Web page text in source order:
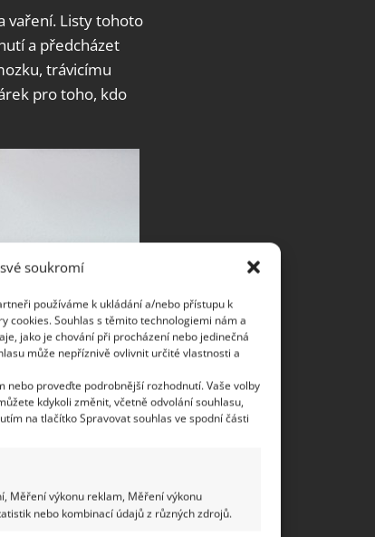
soukromí
používáme k ukládání a/nebo přístupu k
cookies. Souhlas s těmito technologiemi nám a
jako je chování při procházení nebo jedinečná
může nepříznivě ovlivnit určité vlastnosti a
nebo proveďte podrobnější rozhodnutí. Vaše volby
kdykoli změnit, včetně odvolání souhlasu,
na tlačítko Spravovat souhlas ve spodní části
Měření výkonu reklam, Měření výkonu
nebo kombinací údajů z různých zdrojů.
vaření. Listy tohoto
a předcházet
trávicímu
pro toho, kdo